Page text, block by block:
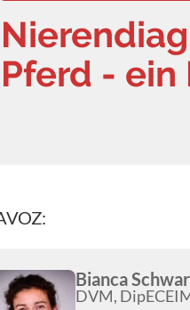
Pferd -
Bianca
DVM,